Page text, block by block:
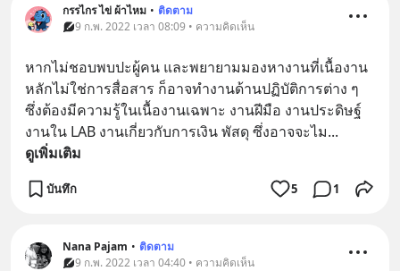
กรรไกร ไข่ ผ้าไหม • ติดตาม
9 ก.พ. 2022 เวลา 08:09 • ความคิดเห็น
หากไม่ชอบพบปะผู้คน และพยายามมองหางานที่เนื้องาน
หลักไม่ใช่การสื่อสาร ก็อาจทำงานด้านปฏิบัติการต่าง ๆ
ซึ่งต้องมีความรู้ในเนื้องานเฉพาะ งานฝีมือ งานประดิษฐ์
งานใน LAB งานเกี่ยวกับการเงิน พัสดุ ซึ่งอาจจะไม...
ดูเพิ่มเติม
บันทึก 5 1
Nana Pajam • ติดตาม
9 ก.พ. 2022 เวลา 04:40 • ความคิดเห็น